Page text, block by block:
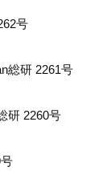
号
総研 2261号
研 2260号